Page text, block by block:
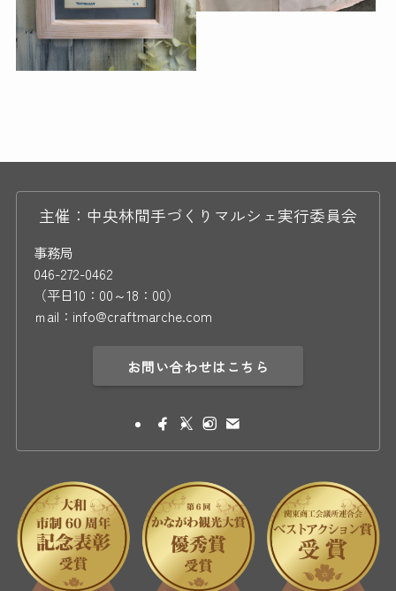
主催：中央林間手づくりマルシェ実行委員会
事務局
046-272-0462
（平日10：00～18：00）
ｍail：info@craftmarche.com
お問い合わせはこちら